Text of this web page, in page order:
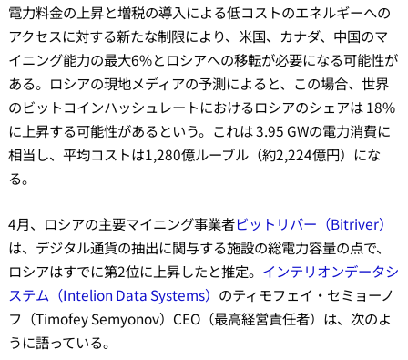
電力料金の上昇と増税の導入による低コストのエネルギーへの
アクセスに対する新たな制限により、米国、カナダ、中国のマ
イニング能力の最大6%とロシアへの移転が必要になる可能性が
ある。ロシアの現地メディアの予測によると、この場合、世界
のビットコインハッシュレートにおけるロシアのシェアは 18%
に上昇する可能性があるという。これは 3.95 GWの電力消費に
相当し、平均コストは1,280億ルーブル（約2,224億円）にな
る。
4月、ロシアの主要マイニング事業者ビットリバー（Bitriver）
は、デジタル通貨の抽出に関与する施設の総電力容量の点で、
ロシアはすでに第2位に上昇したと推定。 インテリオンデータシ
ステム（Intelion Data Systems） のティモフェイ・セミョーノ
フ（Timofey Semyonov）CEO（最高経営責任者）は、次のよ
うに語っている。